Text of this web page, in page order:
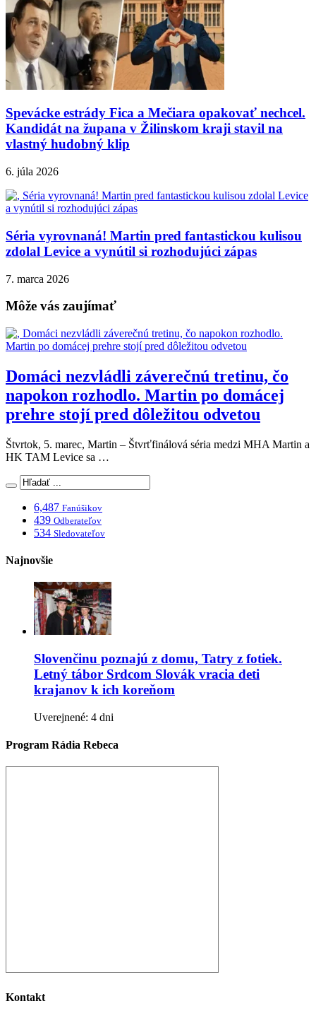
Spevácke estrády Fica a Mečiara opakovať nechcel.
Kandidát na župana v Žilinskom kraji stavil na
vlastný hudobný klip
6. júla 2026
Séria vyrovnaná! Martin pred fantastickou kulisou
zdolal Levice a vynútil si rozhodujúci zápas
7. marca 2026
Môže vás zaujímať
Domáci nezvládli záverečnú tretinu, čo
napokon rozhodlo. Martin po domácej
prehre stojí pred dôležitou odvetou
Štvrtok, 5. marec, Martin – Štvrťfinálová séria medzi MHA Martin a
HK TAM Levice sa …
6,487 Fanúšikov
439 Odberateľov
534 Sledovateľov
Najnovšie
Slovenčinu poznajú z domu, Tatry z fotiek.
Letný tábor Srdcom Slovák vracia deti
krajanov k ich koreňom
Uverejnené: 4 dni
Program Rádia Rebeca
Kontakt